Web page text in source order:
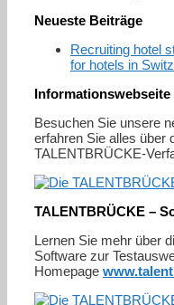
Neueste Beiträge
Recruiting hotel
for hotels in
Besuchen Sie unsere
erfahren Sie alles über
TALENTBRÜCKE-
TALENTBRÜCKE –
Lernen Sie mehr über
Software zur
Homepage